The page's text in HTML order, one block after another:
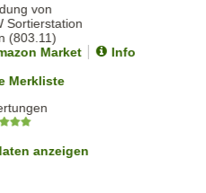
Market
Info
Merkliste
anzeigen